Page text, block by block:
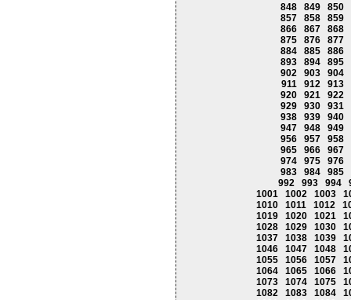
848
849
850
857
858
859
866
867
868
875
876
877
884
885
886
893
894
895
902
903
904
911
912 913
920
921
922
929
930
931
938
939
940
947
948
949
956
957
958
965
966
967
974
975
976
983
984
985
992
993 994
1001
1002 1003
1010
1011 1012
1019
1020 1021
1028
1029 1030
1037
1038 1039
1046
1047 1048
1055
1056 1057
1064
1065 1066
1073
1074 1075
1082
1083 1084